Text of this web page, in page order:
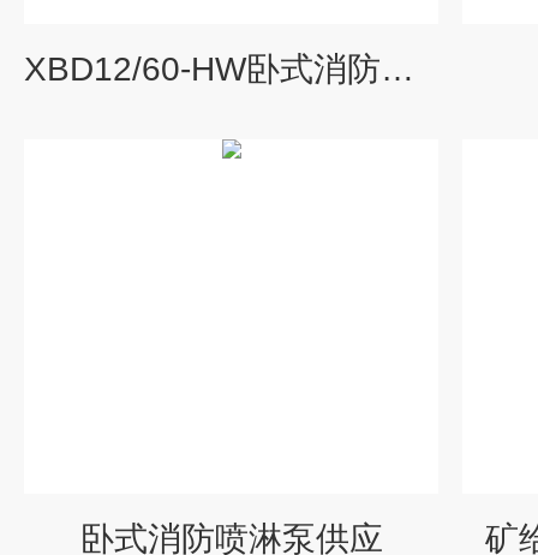
XBD12/60-HW卧式消防喷淋泵
卧式消防喷淋泵供应 矿